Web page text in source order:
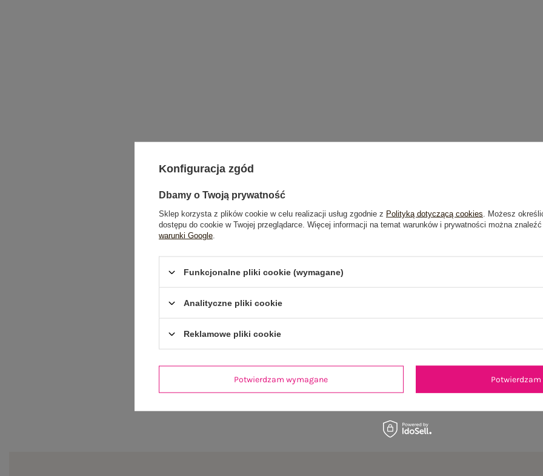
Konfiguracja zgód
Dbamy o Twoją prywatność
Sklep korzysta z plików cookie w celu realizacji usług zgodnie z Polityką dotyczącą cookies . Możesz
dostępu do cookie w Twojej przeglądarce. Więcej informacji na temat warunków i prywatności można
warunki Google
Funkcjonalne pliki cookie (wymagane)
Analityczne pliki cookie
Reklamowe pliki cookie
Potwierdzam wymagane